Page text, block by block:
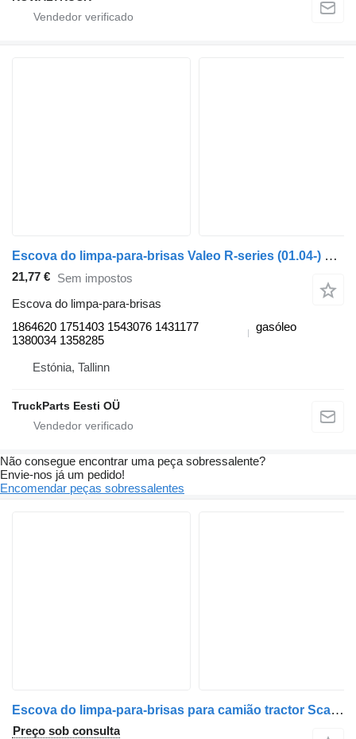
Escova do limpa-para-brisas Valeo R-series (01.04-) 1864620 para camião tractor Scania P,G,R,T-series (2004-2017)
21,77 € Sem impostos
Escova do limpa-para-brisas
1864620 1751403 1543076 1431177
1380034 1358285
gasóleo
Estónia, Tallinn
TruckParts Eesti OÜ
Não consegue encontrar uma peça sobressalente?
Envie-nos já um pedido!
Encomendar peças sobressalentes
Escova do limpa-para-brisas para camião tractor Scania S
Preço sob consulta